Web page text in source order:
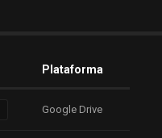
Plataforma
Google Drive